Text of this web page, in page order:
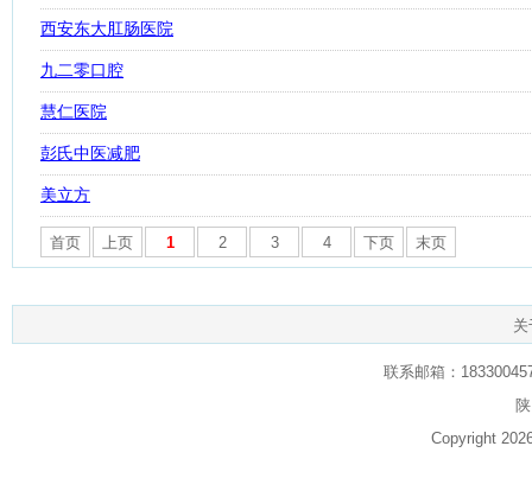
西安东大肛肠医院
九二零口腔
慧仁医院
彭氏中医减肥
美立方
首页 上页 1 2 3 4 下页 末页
联系邮箱：
Copyright